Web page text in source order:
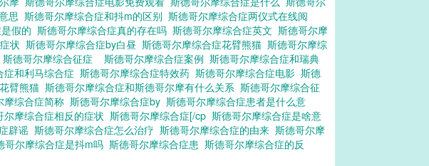
思 斯德哥尔摩综合症和抖m的区别 斯德哥尔摩综合症两仪式在线阅
假的 斯德哥尔摩综合症真的存在吗 斯德哥尔摩综合症英文 斯德哥尔摩
状 斯德哥尔摩综合症by白昼 斯德哥尔摩综合症花臂熊猫 斯德哥尔摩综
斯德哥尔摩综合征症 斯德哥尔摩综合症案例 斯德哥尔摩综合症和瑞典
症和利马综合症 斯德哥尔摩综合症特效药 斯德哥尔摩综合症电影 斯德
臂熊猫 斯德哥尔摩综合症和斯德哥尔摩有什么关系 斯德哥尔摩综合征
摩综合症简称 斯德哥尔摩综合症by 斯德哥尔摩综合症患者是什么意
尔摩综合症相反的症状 斯德哥尔摩综合症[/cp 斯德哥尔摩综合症是啥意
辟谣 斯德哥尔摩综合症怎么治疗 斯德哥尔摩综合症的由来 斯德哥尔摩
哥尔摩综合症是抖m吗 斯德哥尔摩综合症患 斯德哥尔摩综合症的反